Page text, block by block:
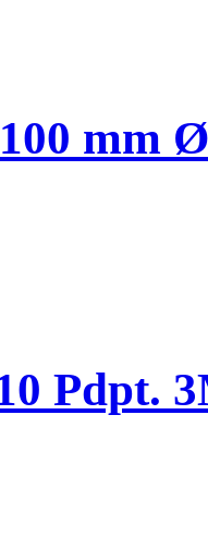
mm
Pdpt.